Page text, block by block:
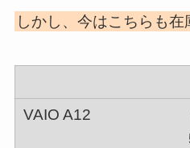
しかし、今はこちらも在